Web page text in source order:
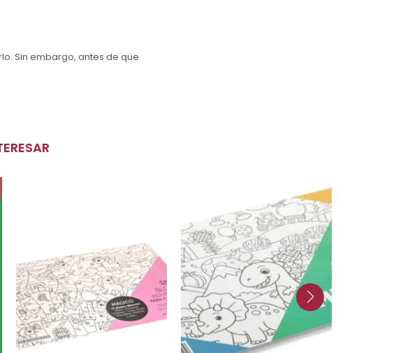
Sin embargo, antes de que